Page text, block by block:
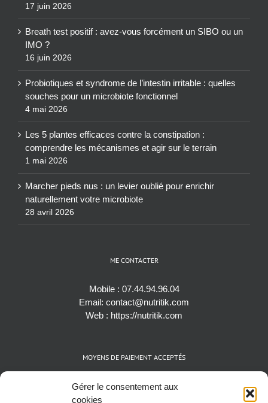
Gérer le consentement aux
cookies
17 juin 2026
Breath test positif : avez-vous forcément un SIBO ou un
IMO ?
16 juin 2026
Probiotiques et syndrome de l’intestin irritable : quelles
souches pour un microbiote fonctionnel
4 mai 2026
Les 5 plantes efficaces contre la constipation :
comprendre les mécanismes et agir sur le terrain
1 mai 2026
Marcher pieds nus : un levier oublié pour enrichir
naturellement votre microbiote
28 avril 2026
ME CONTACTER
Mobile : 07.44.94.96.04
Email: contact@nutritik.com
Web : https://nutritik.com
MOYENS DE PAIEMENT ACCEPTÉS
Espèces (EUR)
Cartes bancaires (VISA, Mastercard et AMEX)